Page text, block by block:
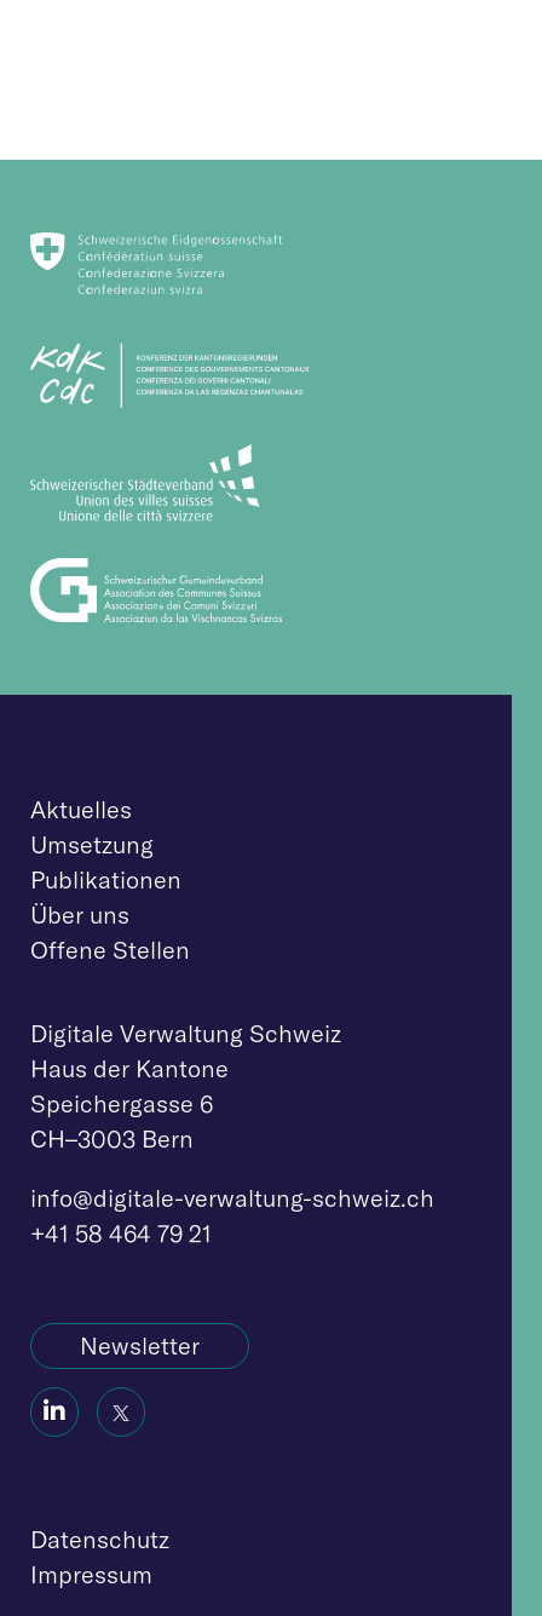
Aktuelles
Umsetzung
Publikationen
Über uns
Offene Stellen
Digitale Verwaltung Schweiz
Haus der Kantone
Speichergasse 6
CH–3003 Bern
info@digitale-verwaltung-schweiz.ch
+41 58 464 79 21
Newsletter
Social Social
Datenschutz
Impressum